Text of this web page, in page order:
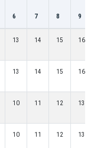
6 7 8 9
13 14 15 16
13 14 15 16
10 11 12 13
10 11 12 13